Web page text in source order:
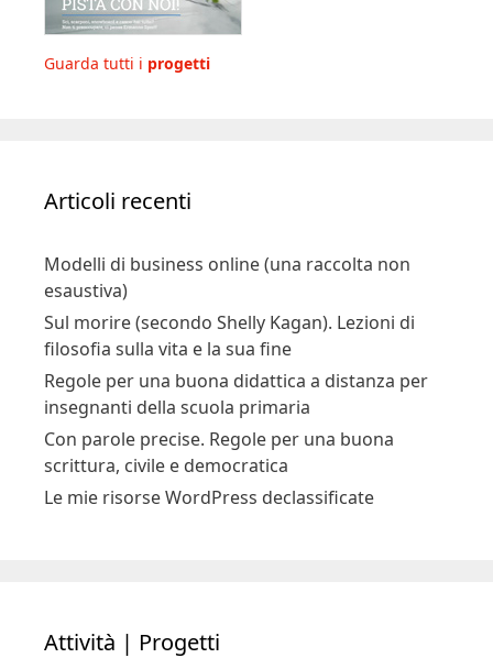
Guarda tutti i progetti
Articoli recenti
Modelli di business online (una raccolta non
esaustiva)
Sul morire (secondo Shelly Kagan). Lezioni di
filosofia sulla vita e la sua fine
Regole per una buona didattica a distanza per
insegnanti della scuola primaria
Con parole precise. Regole per una buona
scrittura, civile e democratica
Le mie risorse WordPress declassificate
Attività | Progetti